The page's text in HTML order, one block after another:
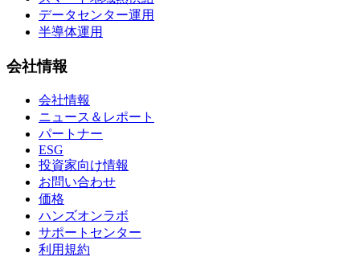
データセンター運用
半導体運用
会社情報
会社情報
ニュース＆レポート
パートナー
ESG
投資家向け情報
お問い合わせ
価格
ハンズオンラボ
サポートセンター
利用規約